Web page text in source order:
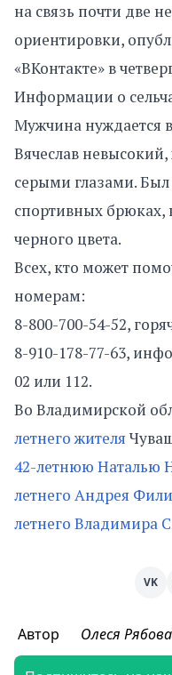
на связь почти две
ориентировки,
«ВКонтакте» в
Информации о
Мужчина нуждается
Вячеслав
серыми глазами.
спортивных брюках,
черного цвета.
Всех, кто может
номерам:
8-800-700-54-52,
8-910-178-77-63,
02 или 112.
Во Владимирской
летнего жителя
42-летнюю Наталью
летнего Андрея
летнего Владимира
VK
Автор Олеся Рябова